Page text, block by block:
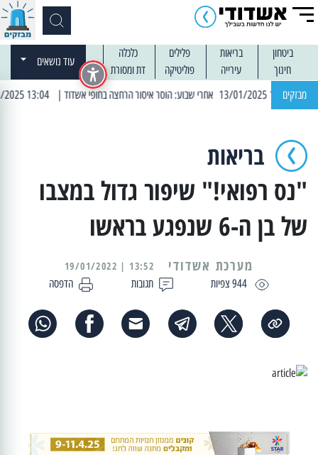
ביטחון בריאות פלילים
כלכלה
חינוך
עירייה פוליטיקה דת ומסורת
עוד נושאים
מבזקים | 13:04 14/01/2025 עובדים בלילות: עבודות קרצוף וריבוד אספלט
בריאות
"נס רפואי!" שיפור גדול במצבו
של בן ה-6 שנפגע בראשו
944 צפיות תגובות הדפסה
מערכת אשדודי 13:52 | 19/01/2022